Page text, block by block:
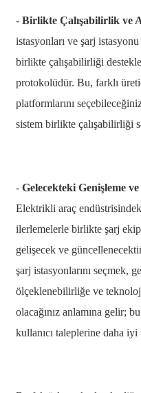
- Birlikte Çalışabilirlik ve
istasyonları ve şarj
birlikte çalışabilirliği
protokolüdür. Bu, farklı
platformlarını
sistem birlikte çalışabilirliği
- Gelecekteki Genişleme
Elektrikli araç
ilerlemelerle birlikte şarj
gelişecek ve
şarj istasyonlarını seçmek,
ölçeklenebilirliğe ve
olacağınız anlamına gelir;
kullanıcı taleplerine daha iyi